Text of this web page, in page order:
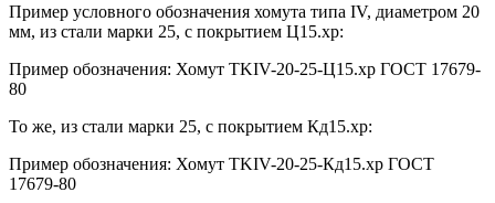
Пример условного обозначения хомута типа IV, диаметром 20
мм, из стали марки 25, с покрытием Ц15.хр:
Пример обозначения: Хомут ТKIV-20-25-Ц15.хр ГОСТ 17679-
80
То же, из стали марки 25, с покрытием Кд15.хр:
Пример обозначения: Хомут ТKIV-20-25-Кд15.хр ГОСТ
17679-80